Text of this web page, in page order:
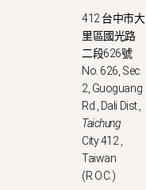
412 台中市大
里區國光路
二段626號
No. 626, Sec.
2, Guoguang
Rd., Dali Dist.,
Taichung
City 412 ,
Taiwan
(R.O.C.)